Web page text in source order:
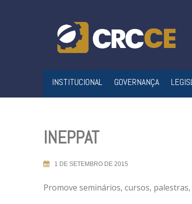
INSTITUCIONAL GOVERNANÇA
INEPPAT
1 DE SETEMBRO DE 2015
Promove seminários, cursos, palestras,